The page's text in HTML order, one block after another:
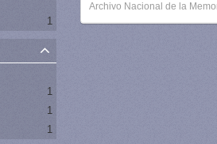
1
1
1
1
Archivo Nacional de la